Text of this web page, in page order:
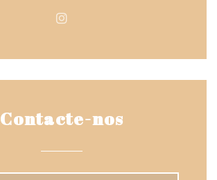
Instagram ((abre numa nova
Contacte-nos